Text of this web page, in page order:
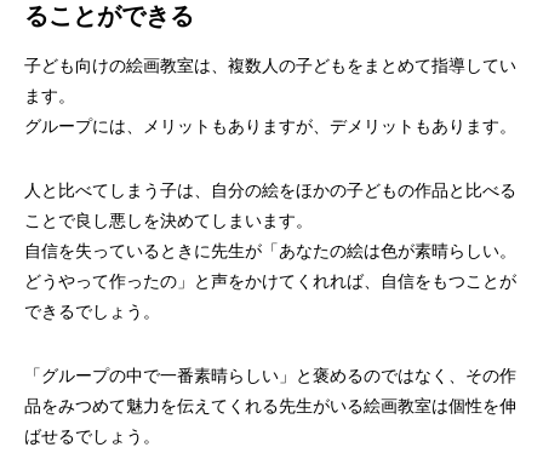
ることができる
子ども向けの絵画教室は、複数人の子どもをまとめて指導してい
ます。
グループには、メリットもありますが、デメリットもあります。
人と比べてしまう子は、自分の絵をほかの子どもの作品と比べる
ことで良し悪しを決めてしまいます。
自信を失っているときに先生が「あなたの絵は色が素晴らしい。
どうやって作ったの」と声をかけてくれれば、自信をもつことが
できるでしょう。
「グループの中で一番素晴らしい」と褒めるのではなく、その作
品をみつめて魅力を伝えてくれる先生がいる絵画教室は個性を伸
ばせるでしょう。